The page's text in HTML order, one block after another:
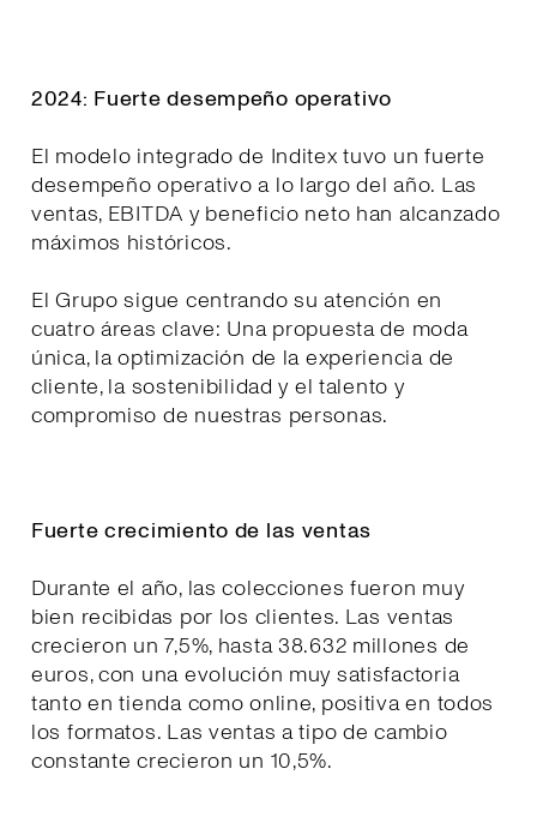
2024: Fuerte desempeño operativo
El modelo integrado de Inditex tuvo un fuerte
desempeño operativo a lo largo del año. Las
ventas, EBITDA y beneficio neto han alcanzado
máximos históricos.
El Grupo sigue centrando su atención en
cuatro áreas clave: Una propuesta de moda
única, la optimización de la experiencia de
cliente, la sostenibilidad y el talento y
compromiso de nuestras personas.
Fuerte crecimiento de las ventas
Durante el año, las colecciones fueron muy
bien recibidas por los clientes. Las ventas
crecieron un 7,5%, hasta 38.632 millones de
euros, con una evolución muy satisfactoria
tanto en tienda como online, positiva en todos
los formatos. Las ventas a tipo de cambio
constante crecieron un 10,5%.